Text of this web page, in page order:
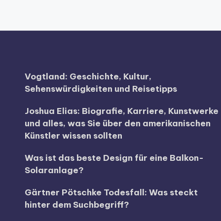
Vogtland: Geschichte, Kultur,
Sehenswürdigkeiten und Reisetipps
Joshua Elias: Biografie, Karriere, Kunstwerke
und alles, was Sie über den amerikanischen
Künstler wissen sollten
Was ist das beste Design für eine Balkon-
Solaranlage?
Gärtner Pötschke Todesfall: Was steckt
hinter dem Suchbegriff?